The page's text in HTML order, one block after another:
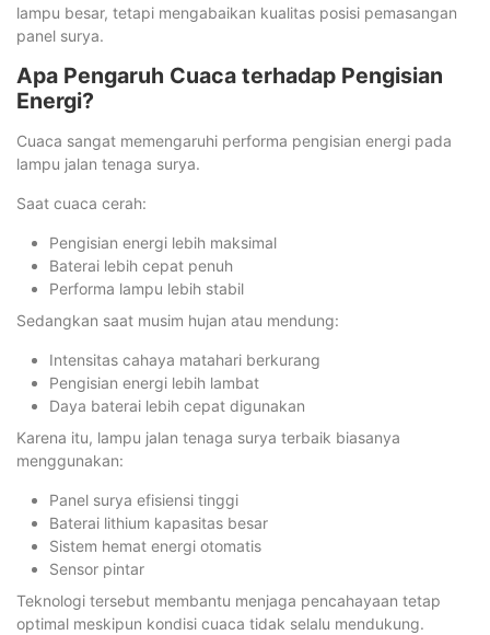
lampu besar, tetapi mengabaikan kualitas posisi pemasangan
panel surya.
Apa Pengaruh Cuaca terhadap Pengisian
Energi?
Cuaca sangat memengaruhi performa pengisian energi pada
lampu jalan tenaga surya.
Saat cuaca cerah:
Pengisian energi lebih maksimal
Baterai lebih cepat penuh
Performa lampu lebih stabil
Sedangkan saat musim hujan atau mendung:
Intensitas cahaya matahari berkurang
Pengisian energi lebih lambat
Daya baterai lebih cepat digunakan
Karena itu, lampu jalan tenaga surya terbaik biasanya
menggunakan:
Panel surya efisiensi tinggi
Baterai lithium kapasitas besar
Sistem hemat energi otomatis
Sensor pintar
Teknologi tersebut membantu menjaga pencahayaan tetap
optimal meskipun kondisi cuaca tidak selalu mendukung.